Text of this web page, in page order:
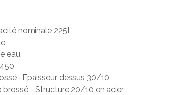
nominale 225L
eau.
-Epaisseur dessus 30/10
- Structure 20/10 en acier